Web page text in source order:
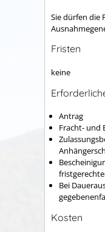
Sie dürfen die
Fristen
keine
Antrag
Fracht- und
Bei
Kosten